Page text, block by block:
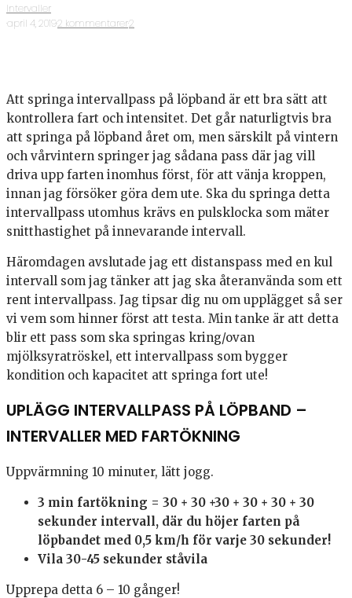
Intervaller
·april 4, 2019·2 kommentarer·2
Att springa intervallpass på löpband är ett bra sätt att
kontrollera fart och intensitet. Det går naturligtvis bra
att springa på löpband året om, men särskilt på vintern
och vårvintern springer jag sådana pass där jag vill
driva upp farten inomhus först, för att vänja kroppen,
innan jag försöker göra dem ute. Ska du springa detta
intervallpass utomhus krävs en pulsklocka som mäter
snitthastighet på innevarande intervall.
Häromdagen avslutade jag ett distanspass med en kul
intervall som jag tänker att jag ska återanvända som ett
rent intervallpass. Jag tipsar dig nu om upplägget så ser
vi vem som hinner först att testa. Min tanke är att detta
blir ett pass som ska springas kring/ovan
mjölksyratröskel, ett intervallpass som bygger
kondition och kapacitet att springa fort ute!
UPLÄGG INTERVALLPASS PÅ LÖPBAND –
INTERVALLER MED FARTÖKNING
Uppvärmning 10 minuter, lätt jogg.
3 min fartökning = 30 + 30 +30 + 30 + 30 + 30
sekunder intervall, där du höjer farten på
löpbandet med 0,5 km/h för varje 30 sekunder!
Vila 30-45 sekunder ståvila
Upprepa detta 6 – 10 gånger!